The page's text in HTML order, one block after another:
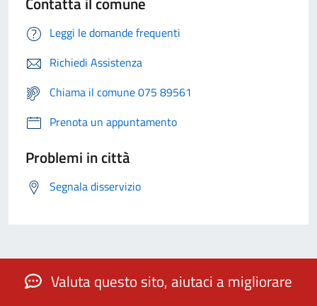
Leggi le domande frequenti
Richiedi Assistenza
Chiama il comune 075 89561
Prenota un appuntamento
Problemi in città
Segnala disservizio
Valuta questo sito, aiutaci a migliorare